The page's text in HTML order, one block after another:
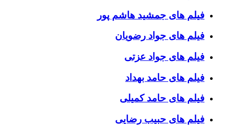
فیلم های جمشید هاشم پور
فیلم های جواد رضویان
فیلم های جواد عزتی
فیلم های حامد بهداد
فیلم های حامد کمیلی
فیلم های حبیب رضایی